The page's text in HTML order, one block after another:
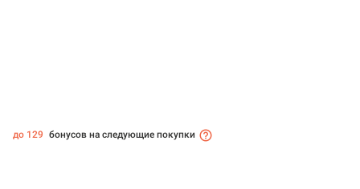
до 129 бонусов на следующие покупки